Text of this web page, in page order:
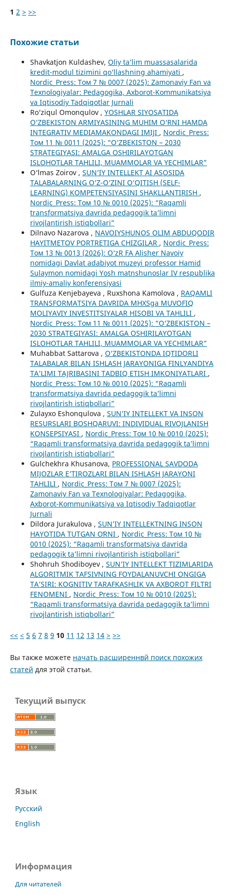
1 2 > >>
Похожие статьи
Shavkatjon Kuldashev, Oliy ta’lim muassasalarida
kredit-modul tizimini qo‘llashning ahamiyati ,
Nordic_Press: Том 7 № 0007 (2025): Zamonaviy Fan va
Texnologiyalar: Pedagogika, Axborot-Kommunikatsiya
va Iqtisodiy Tadqiqotlar Jurnali
Ro‘ziqul Omonqulov , YOSHLAR SIYOSATIDA
О‘ZBEKISTON ARMIYASINING MUHIM O‘RNI HAMDA
INTEGRATIV MEDIAMAKONDAGI IMIJI , Nordic_Press:
Том 11 № 0011 (2025): “O‘ZBEKISTON – 2030
STRATEGIYASI: AMALGA OSHIRILAYOTGAN
ISLOHOTLAR TAHLILI, MUAMMOLAR VA YECHIMLAR”
O‘lmas Zoirov , SUN’IY INTELLEKT AI ASOSIDA
TALABALARNING O‘Z-O‘ZINI O‘QITISH (SELF-
LEARNING) KOMPETENSIYASINI SHAKLLANTIRISH ,
Nordic_Press: Том 10 № 0010 (2025): “Raqamli
transformatsiya davrida pedagogik ta’limni
rivojlantirish istiqbollari”
Dilnavo Nazarova , NAVOIYSHUNOS OLIM ABDUQODIR
HAYITMETOV PORTRETIGA CHIZGILAR , Nordic_Press:
Том 13 № 0013 (2026): O‘zR FA Alisher Navoiy
nomidagi Davlat adabiyot muzeyi professor Hamid
Sulaymon nomidagi Yosh matnshunoslar IV respublika
ilmiy-amaliy konferensiyasi
Gulfuza Kenjebayeva , Ruxshona Kamolova , RAQAMLI
TRANSFORMATSIYA DAVRIDA MHXSga MUVOFIQ
MOLIYAVIY INVESTITSIYALAR HISOBI VA TAHLILI ,
Nordic_Press: Том 11 № 0011 (2025): “O‘ZBEKISTON –
2030 STRATEGIYASI: AMALGA OSHIRILAYOTGAN
ISLOHOTLAR TAHLILI, MUAMMOLAR VA YECHIMLAR”
Muhabbat Sattarova , O‘ZBEKISTONDA IQTIDORLI
TALABALAR BILAN ISHLASH JARAYONIGA FINLYANDIYA
TA’LIMI TAJRIBASINI TADBIQ ETISH IMKONIYATLARI ,
Nordic_Press: Том 10 № 0010 (2025): “Raqamli
transformatsiya davrida pedagogik ta’limni
rivojlantirish istiqbollari”
Zulayxo Eshonqulova , SUN’IY INTELLEKT VA INSON
RESURSLARI BOSHQARUVI: INDIVIDUAL RIVOJLANISH
KONSEPSIYASI , Nordic_Press: Том 10 № 0010 (2025):
“Raqamli transformatsiya davrida pedagogik ta’limni
rivojlantirish istiqbollari”
Gulchekhra Khusanova, PROFESSIONAL SAVDODA
MIJOZLAR E’TIROZLARI BILAN ISHLASH JARAYONI
TAHLILI , Nordic_Press: Том 7 № 0007 (2025):
Zamonaviy Fan va Texnologiyalar: Pedagogika,
Axborot-Kommunikatsiya va Iqtisodiy Tadqiqotlar
Jurnali
Dildora Jurakulova , SUNʼIY INTELLEKTNING INSON
HAYOTIDA TUTGAN OʻRNI , Nordic_Press: Том 10 №
0010 (2025): “Raqamli transformatsiya davrida
pedagogik ta’limni rivojlantirish istiqbollari”
Shohruh Shodiboyev , SUNʼIY INTELLEKT TIZIMLARIDA
ALGORITMIK TAFSIVNING FOYDALANUVCHI ONGIGA
TAʼSIRI: KOGNITIV TARAFKASHLIK VA AXBOROT FILTRI
FENOMENI , Nordic_Press: Том 10 № 0010 (2025):
“Raqamli transformatsiya davrida pedagogik ta’limni
rivojlantirish istiqbollari”
<< < 5 6 7 8 9 10 11 12 13 14 > >>
Вы также можете начать расширеннвй поиск похожих
статей для этой статьи.
Текущий выпуск
Язык
Русский
English
Информация
Для читателей